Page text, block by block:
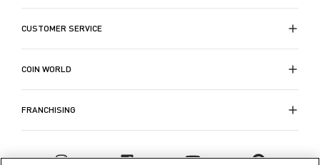
CUSTOMER SERVICE
COIN WORLD
FRANCHISING